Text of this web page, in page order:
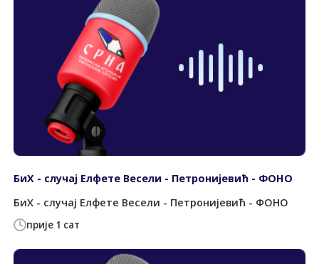
прије 1 сат
БиХ - случај Елфете Весели - Петронијевић - ФОНО
БиХ - случај Елфете Весели - Петронијевић - ФОНО